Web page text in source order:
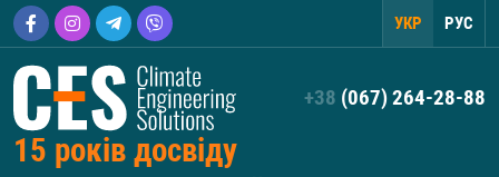
УКР РУС
+38 (067) 264-28-88
15 років досвіду